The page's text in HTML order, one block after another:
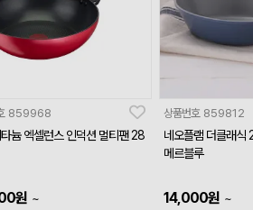
859968
늄 엑셀런스 인덕션 멀티팬 28
원 ~
상품번호 859812
네오플램 더클래식
메르블루
14,000원 ~